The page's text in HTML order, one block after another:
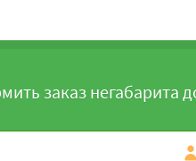
заказ негабарита